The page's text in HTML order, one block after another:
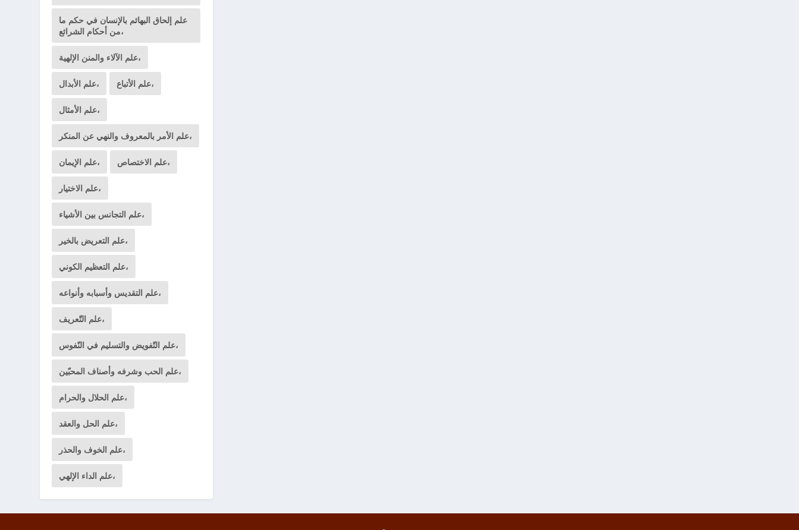
علم إلحاق البهائم بالإنسان في حكم ما
من أحكام الشرائع،
علم الآلاء والمنن الإلهية،
علم الأبدال، علم الأتباع،
علم الأمثال،
علم الأمر بالمعروف والنهي عن المنكر،
علم الإيمان، علم الاختصاص،
علم الاختيار،
علم التجانس بين الأشياء،
علم التعريض بالخير،
علم التعظيم الكوني،
علم التقديس وأسبابه وأنواعه،
علم التّعريف،
علم التّفويض والتسليم في النّفوس،
علم الحب وشرفه وأصناف المحبّين،
علم الحلال والحرام،
علم الحل والعقد،
علم الخوف والحذر،
علم الداء الإلهي،